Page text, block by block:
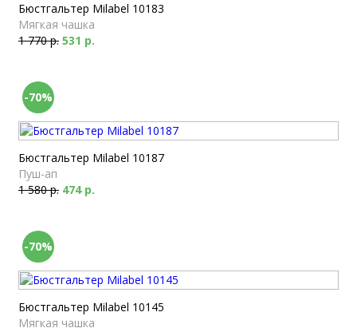
Бюстгальтер Milabel 10183
Мягкая чашка
1 770 р. 531 р.
-70%
Бюстгальтер Milabel 10187
Пуш-ап
1 580 р. 474 р.
-70%
Бюстгальтер Milabel 10145
Мягкая чашка